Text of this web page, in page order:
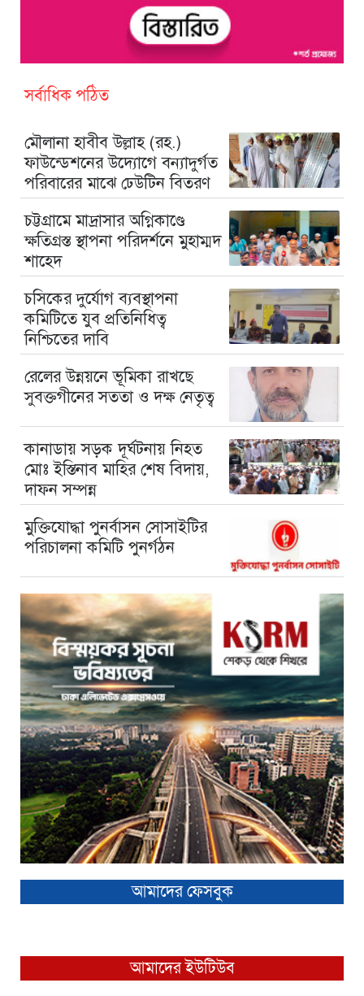
সর্বাধিক পঠিত
মৌলানা হাবীব উল্লাহ (রহ.)
ফাউন্ডেশনের উদ্যোগে বন্যাদুর্গত
পরিবারের মাঝে ঢেউটিন বিতরণ
চট্টগ্রামে মাদ্রাসার অগ্নিকাণ্ডে
ক্ষতিগ্রস্ত স্থাপনা পরিদর্শনে মুহাম্মদ
শাহেদ
চসিকের দুর্যোগ ব্যবস্থাপনা
কমিটিতে যুব প্রতিনিধিত্ব
নিশ্চিতের দাবি
রেলের উন্নয়নে ভূমিকা রাখছে
সুবক্তগীনের সততা ও দক্ষ নেতৃত্ব
কানাডায় সড়ক দূর্ঘটনায় নিহত
মোঃ ইস্তিনাব মাহির শেষ বিদায়,
দাফন সম্পন্ন
মুক্তিযোদ্ধা পুনর্বাসন সোসাইটির
পরিচালনা কমিটি পুনর্গঠন
আমাদের ফেসবুক
আমাদের ইউটিউব